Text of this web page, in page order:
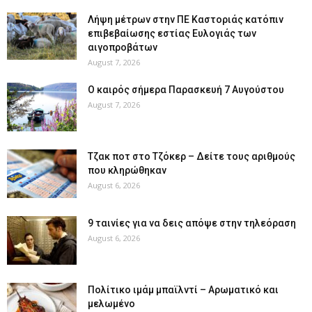
Λήψη μέτρων στην ΠΕ Καστοριάς κατόπιν
επιβεβαίωσης εστίας Ευλογιάς των
αιγοπροβάτων
August 7, 2026
Ο καιρός σήμερα Παρασκευή 7 Αυγούστου
August 7, 2026
Tζακ ποτ στο Τζόκερ – Δείτε τους αριθμούς
που κληρώθηκαν
August 6, 2026
9 ταινίες για να δεις απόψε στην τηλεόραση
August 6, 2026
Πολίτικο ιμάμ μπαϊλντί – Αρωματικό και
μελωμένο